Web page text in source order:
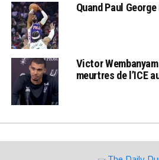
Quand Paul
Victor
meurtres de l’ICE